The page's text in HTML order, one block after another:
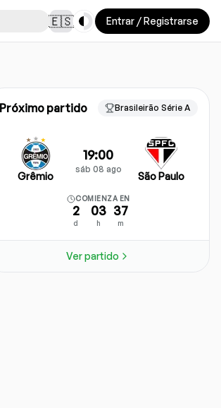
🇪🇸 Toggle theme
Entrar / Registrarse
Próximo partido Brasileirão Série A
Grêmio
19:00
sáb 08 ago
São Paulo
COMIENZA EN
2
d
03
h
37
m
Ver partido